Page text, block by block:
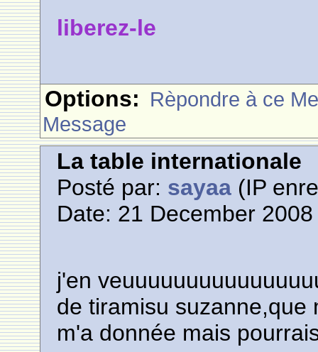
liberez-le
Options: Rèpondre à ce
Message
La table internationale
Posté par: sayaa (IP
Date: 21 December
j'en
de tiramisu suzanne,que
m'a donnée mais